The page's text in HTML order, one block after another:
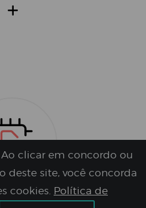
Ao clicar em concordo ou
deste site, você concorda
cookies.
Política de